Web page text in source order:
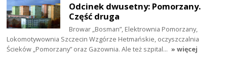
Odcinek dwusetny: Pomorzany.
Część druga
Browar „Bosman”, Elektrownia Pomorzany,
Lokomotywownia Szczecin Wzgórze Hetmańskie, oczyszczalnia
Ścieków „Pomorzany” oraz Gazownia. Ale też szpital… » więcej